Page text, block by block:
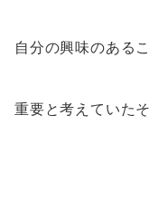
自分の興味のある
重要と考えていたそ